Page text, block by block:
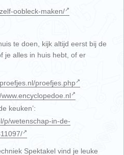
oobleck-maken/
te doen, kijk altijd eerst bij de
je alles in huis hebt, of er
proefjes.php
keuken’:
p/wetenschap-in-de-
Spektakel vind je leuke